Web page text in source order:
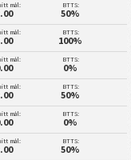
mål: BTTS:
50%
mål: BTTS:
100%
mål: BTTS:
0%
mål: BTTS:
50%
mål: BTTS:
0%
mål: BTTS:
50%